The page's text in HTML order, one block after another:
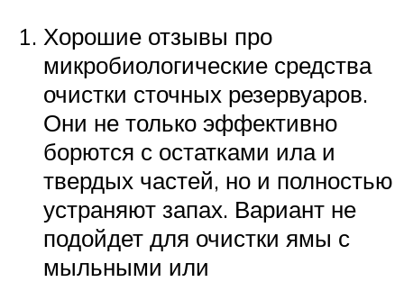
Хорошие отзывы про
микробиологические средства
очистки сточных резервуаров.
Они не только эффективно
борются с остатками ила и
твердых частей, но и полностью
устраняют запах. Вариант не
подойдет для очистки ямы с
мыльными или